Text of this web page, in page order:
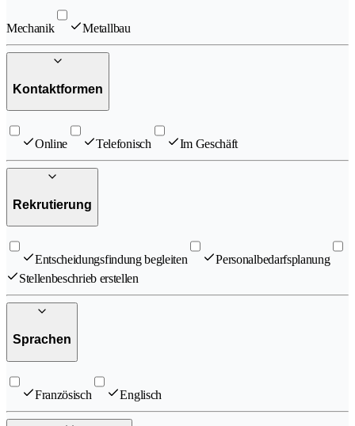
Mechanik Metallbau
Kontaktformen
Online Telefonisch Im Geschäft
Rekrutierung
Entscheidungsfindung begleiten
Personalbedarfsplanung
Stellenbeschrieb erstellen
Sprachen
Französisch Englisch